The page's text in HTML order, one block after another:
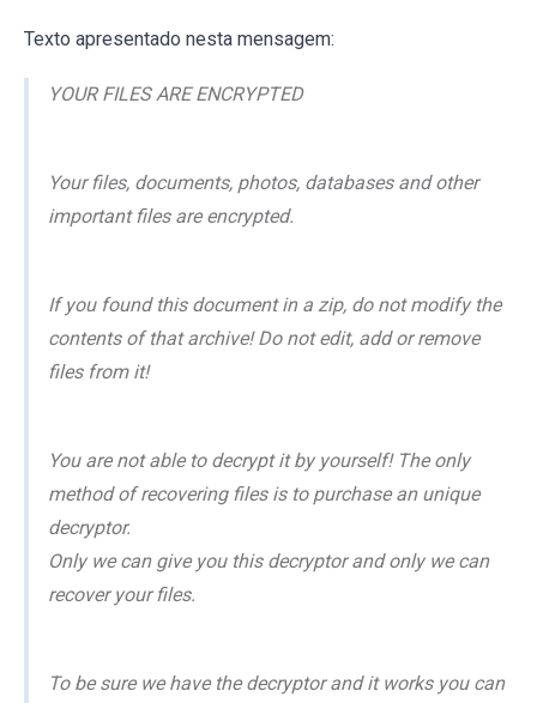
Texto apresentado nesta mensagem:
YOUR FILES ARE ENCRYPTED
Your files, documents, photos, databases and other
important files are encrypted.
If you found this document in a zip, do not modify the
contents of that archive! Do not edit, add or remove
files from it!
You are not able to decrypt it by yourself! The only
method of recovering files is to purchase an unique
decryptor.
Only we can give you this decryptor and only we can
recover your files.
To be sure we have the decryptor and it works you can